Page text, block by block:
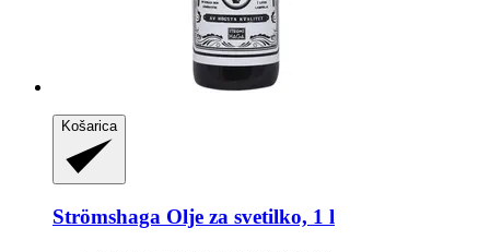
Košarica
Strömshaga Olje za svetilko, 1 l